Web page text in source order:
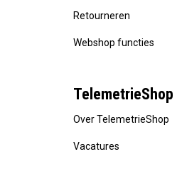
Retourneren
Webshop functies
TelemetrieShop
Over TelemetrieShop
Vacatures